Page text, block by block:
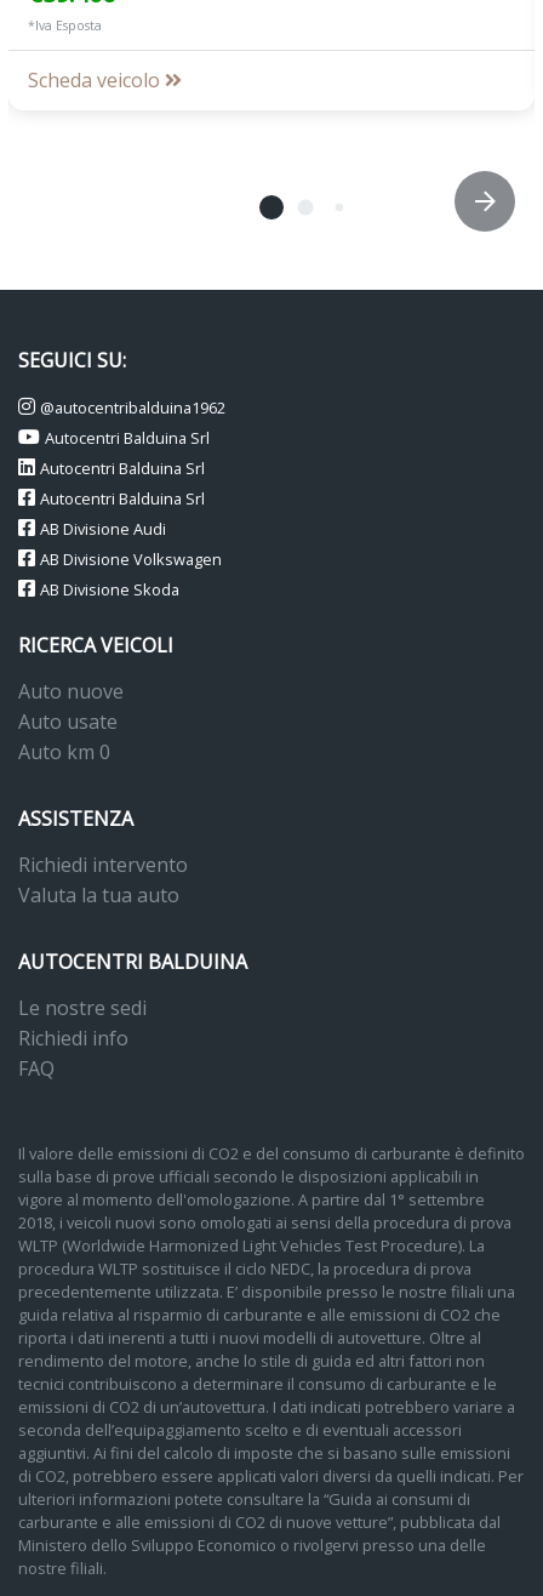
*Iva Esposta
Scheda veicolo
SEGUICI SU:
@autocentribalduina1962
Autocentri Balduina Srl
Autocentri Balduina Srl
Autocentri Balduina Srl
AB Divisione Audi
AB Divisione Volkswagen
AB Divisione Skoda
RICERCA VEICOLI
Auto nuove
Auto usate
Auto km 0
ASSISTENZA
Richiedi intervento
Valuta la tua auto
AUTOCENTRI BALDUINA
Le nostre sedi
Richiedi info
FAQ
Il valore delle emissioni di CO2 e del consumo di carburante è definito
sulla base di prove ufficiali secondo le disposizioni applicabili in
vigore al momento dell'omologazione. A partire dal 1° settembre
2018, i veicoli nuovi sono omologati ai sensi della procedura di prova
WLTP (Worldwide Harmonized Light Vehicles Test Procedure). La
procedura WLTP sostituisce il ciclo NEDC, la procedura di prova
precedentemente utilizzata. E’ disponibile presso le nostre filiali una
guida relativa al risparmio di carburante e alle emissioni di CO2 che
riporta i dati inerenti a tutti i nuovi modelli di autovetture. Oltre al
rendimento del motore, anche lo stile di guida ed altri fattori non
tecnici contribuiscono a determinare il consumo di carburante e le
emissioni di CO2 di un’autovettura. I dati indicati potrebbero variare a
seconda dell’equipaggiamento scelto e di eventuali accessori
aggiuntivi. Ai fini del calcolo di imposte che si basano sulle emissioni
di CO2, potrebbero essere applicati valori diversi da quelli indicati. Per
ulteriori informazioni potete consultare la “Guida ai consumi di
carburante e alle emissioni di CO2 di nuove vetture”, pubblicata dal
Ministero dello Sviluppo Economico o rivolgervi presso una delle
nostre filiali.